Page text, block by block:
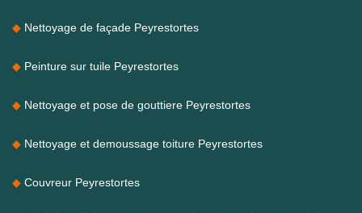
Nettoyage de façade Peyrestortes
Peinture sur tuile Peyrestortes
Nettoyage et pose de gouttiere Peyrestortes
Nettoyage et demoussage toiture Peyrestortes
Couvreur Peyrestortes